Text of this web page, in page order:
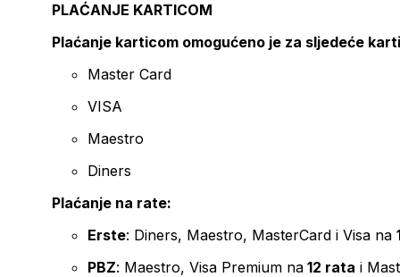
PLAĆANJE KARTICOM
Plaćanje karticom omogućeno je za sljedeće
Master Card
VISA
Maestro
Diners
Plaćanje na rate:
Erste: Diners, Maestro, MasterCard i Visa na
PBZ: Maestro, Visa Premium na 12 rata i